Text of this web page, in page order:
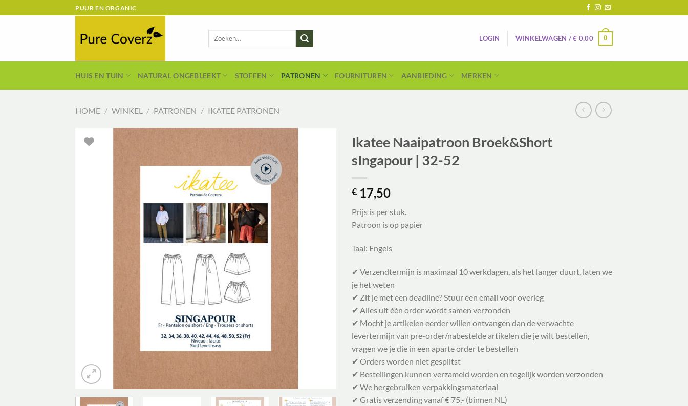
naar
PUUR EN ORGANIC
Zoeken
LOGIN WINKELWAGEN /€ 0,00 0
HUIS EN TUIN NATURAL ONGEBLEEKT STOFFEN PATRONEN FOURNITUREN AANBIEDING MERKEN
HOME / WINKEL / PATRONEN / IKATEE PATRONEN
Ikatee Naaipatroon Broek&Short
sIngapour | 32-52
€ 17,50
Prijs is per stuk.
Patroon is op papier
Taal: Engels
✔ Verzendtermijn is maximaal 10 werkdagen, als het langer duurt, laten we
je het weten
✔ Zit je met een deadline? Stuur een email voor overleg
✔ Alles uit één order wordt samen verzonden
✔ Mocht je artikelen eerder willen ontvangen dan de verwachte
levertermijn van pre-order/nabestelde artikelen die je wilt bestellen,
vragen we je die in een aparte order te bestellen
✔ Orders worden niet gesplitst
✔ Bestellingen kunnen verzameld worden en tegelijk worden verzonden
✔ We hergebruiken verpakkingsmateriaal
✔ Gratis verzending vanaf € 75,- (binnen NL)